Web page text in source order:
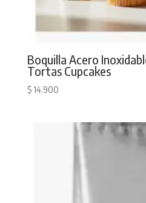
Boquilla Acero
Tortas Cupcakes
$14.900